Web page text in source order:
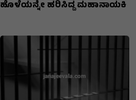
ಹೊಳೆಯನ್ನೇ ಹರಿಸಿದ್ದ ಮಹಾನಾಯಕಿ